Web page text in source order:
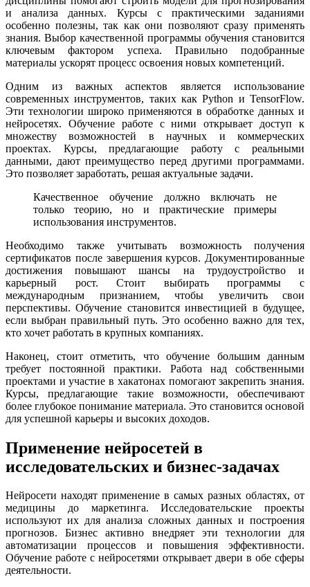
и анализа данных. Курсы с практическими заданиями
особенно полезны, так как они позволяют сразу применять
знания. Выбор качественной программы обучения становится
ключевым фактором успеха. Правильно подобранные
материалы ускорят процесс освоения новых компетенций.
Одним из важных аспектов является использование
современных инструментов, таких как Python и TensorFlow.
Эти технологии широко применяются в обработке данных и
нейросетях. Обучение работе с ними открывает доступ к
множеству возможностей в научных и коммерческих
проектах. Курсы, предлагающие работу с реальными
данными, дают преимущество перед другими программами.
Это позволяет заработать, решая актуальные задачи.
Качественное обучение должно включать не
только теорию, но и практические примеры
использования инструментов.
Необходимо также учитывать возможность получения
сертификатов после завершения курсов. Документированные
достижения повышают шансы на трудоустройство и
карьерный рост. Стоит выбирать программы с
международным признанием, чтобы увеличить свои
перспективы. Обучение становится инвестицией в будущее,
если выбран правильный путь. Это особенно важно для тех,
кто хочет работать в крупных компаниях.
Наконец, стоит отметить, что обучение большим данным
требует постоянной практики. Работа над собственными
проектами и участие в хакатонах помогают закрепить знания.
Курсы, предлагающие такие возможности, обеспечивают
более глубокое понимание материала. Это становится основой
для успешной карьеры и высоких доходов.
Применение нейросетей в
исследовательских и бизнес-задачах
Нейросети находят применение в самых разных областях, от
медицины до маркетинга. Исследовательские проекты
используют их для анализа сложных данных и построения
прогнозов. Бизнес активно внедряет эти технологии для
автоматизации процессов и повышения эффективности.
Обучение работе с нейросетями открывает двери в обе сферы
деятельности.